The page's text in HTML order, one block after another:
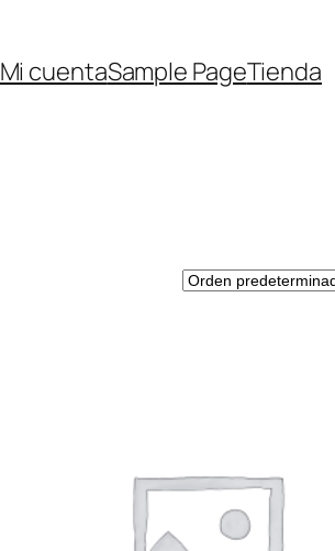
Mi cuentaSample PageTienda